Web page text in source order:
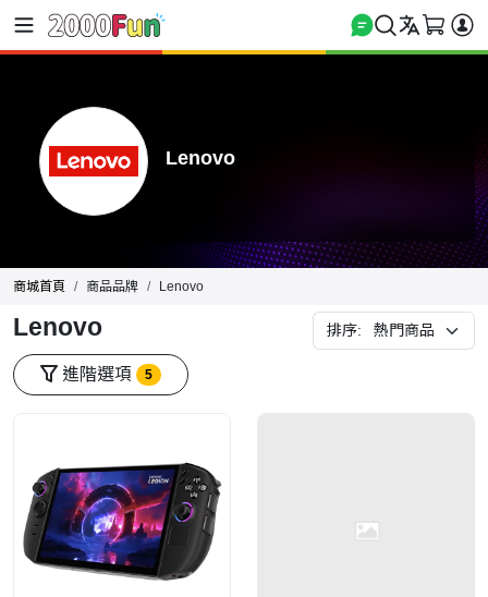
Lenovo
商城首頁 商品品牌 Lenovo
Lenovo 排序:
進階選項 5